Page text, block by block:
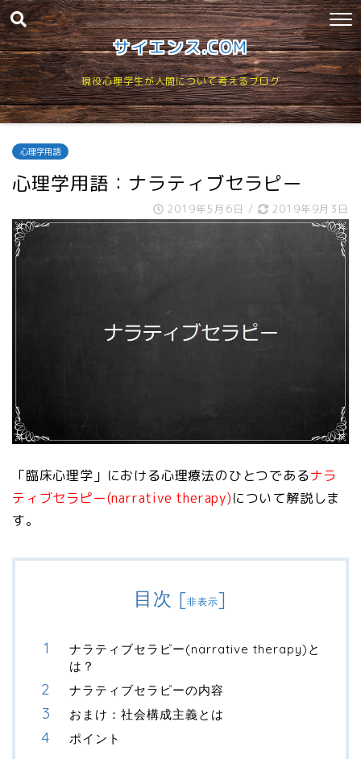
サイエンス.COM
現役心理学生が人間について考えるブログ
心理学用語
心理学用語：ナラティブセラピー
2019年5月6日 / 2019年9月3日
「臨床心理学」における心理療法のひとつであるナラ
ティブセラピー(narrative therapy)について解説しま
す。
目次 [非表示]
ナラティブセラピー(narrative therapy)と
は？
ナラティブセラピーの内容
おまけ：社会構成主義とは
ポイント